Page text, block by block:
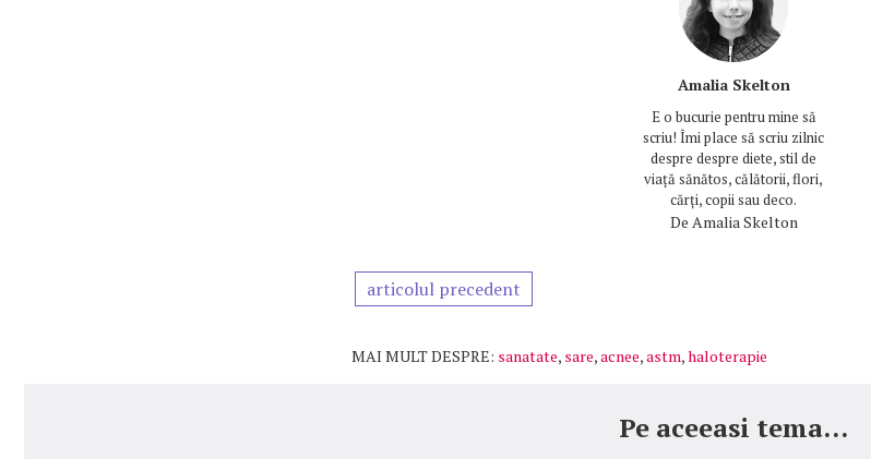
Amalia Skelton
E o bucurie pentru mine să
scriu! Îmi place să scriu zilnic
despre despre diete, stil de
viață sănătos, călătorii, flori,
cărți, copii sau deco.
De Amalia Skelton
articolul precedent
MAI MULT DESPRE: sanatate, sare,acnee,astm,haloterapie
Pe aceeasi tema...